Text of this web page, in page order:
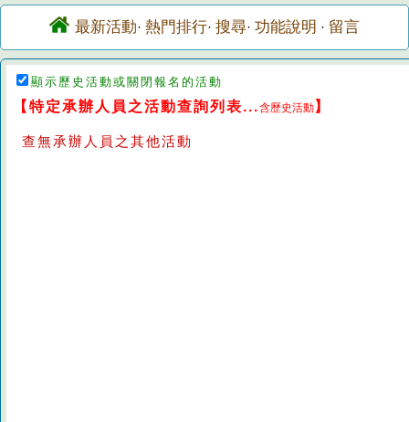
最新活動· 熱門排行· 搜尋· 功能說明 · 留言
顯示歷史活動或關閉報名的活動
【特定承辦人員之活動查詢列表...含歷史活動 】
查無承辦人員之其他活動